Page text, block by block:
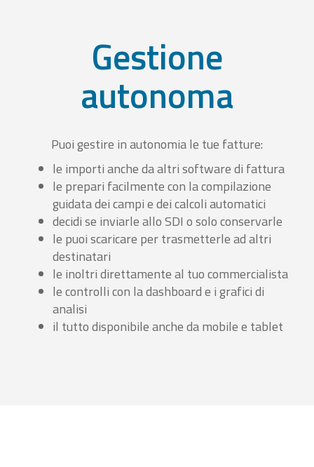
Gestione
autonoma
Puoi gestire in autonomia le tue fatture:
le importi anche da altri software di fattura
le prepari facilmente con la compilazione
guidata dei campi e dei calcoli automatici
decidi se inviarle allo SDI o solo conservarle
le puoi scaricare per trasmetterle ad altri
destinatari
le inoltri direttamente al tuo commercialista
le controlli con la dashboard e i grafici di
analisi
il tutto disponibile anche da mobile e tablet